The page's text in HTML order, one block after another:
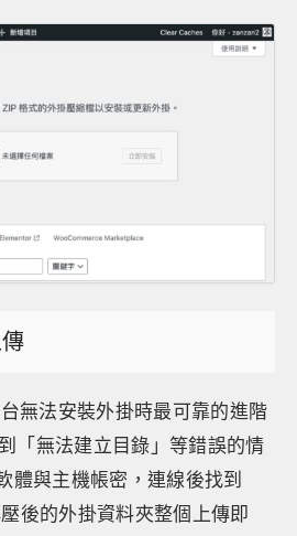
無法安裝外掛時最可靠的進階
「無法建立目錄」等錯誤的情
體與主機帳密，連線後找到
後的外掛資料夾整個上傳即